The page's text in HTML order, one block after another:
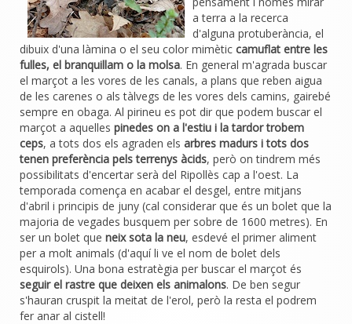
a terra a la recerca
d'alguna protuberància, el
dibuix d'una làmina o el seu color mimètic camuflat entre les
fulles, el branquillam o la molsa. En general m'agrada buscar
el marçot a les vores de les canals, a plans que reben aigua
de les carenes o als tàlvegs de les vores dels camins, gairebé
sempre en obaga. Al pirineu es pot dir que podem buscar el
marçot a aquelles pinedes on a l'estiu i la tardor trobem
ceps, a tots dos els agraden els arbres madurs i tots dos
tenen preferència pels terrenys àcids, però on tindrem més
possibilitats d'encertar serà del Ripollès cap a l'oest. La
temporada comença en acabar el desgel, entre mitjans
d'abril i principis de juny (cal considerar que és un bolet que la
majoria de vegades busquem per sobre de 1600 metres). En
ser un bolet que neix sota la neu, esdevé el primer aliment
per a molt animals (d'aquí li ve el nom de bolet dels
esquirols). Una bona estratègia per buscar el marçot és
seguir el rastre que deixen els animalons. De ben segur
s'hauran cruspit la meitat de l'erol, però la resta el podrem
fer anar al cistell!